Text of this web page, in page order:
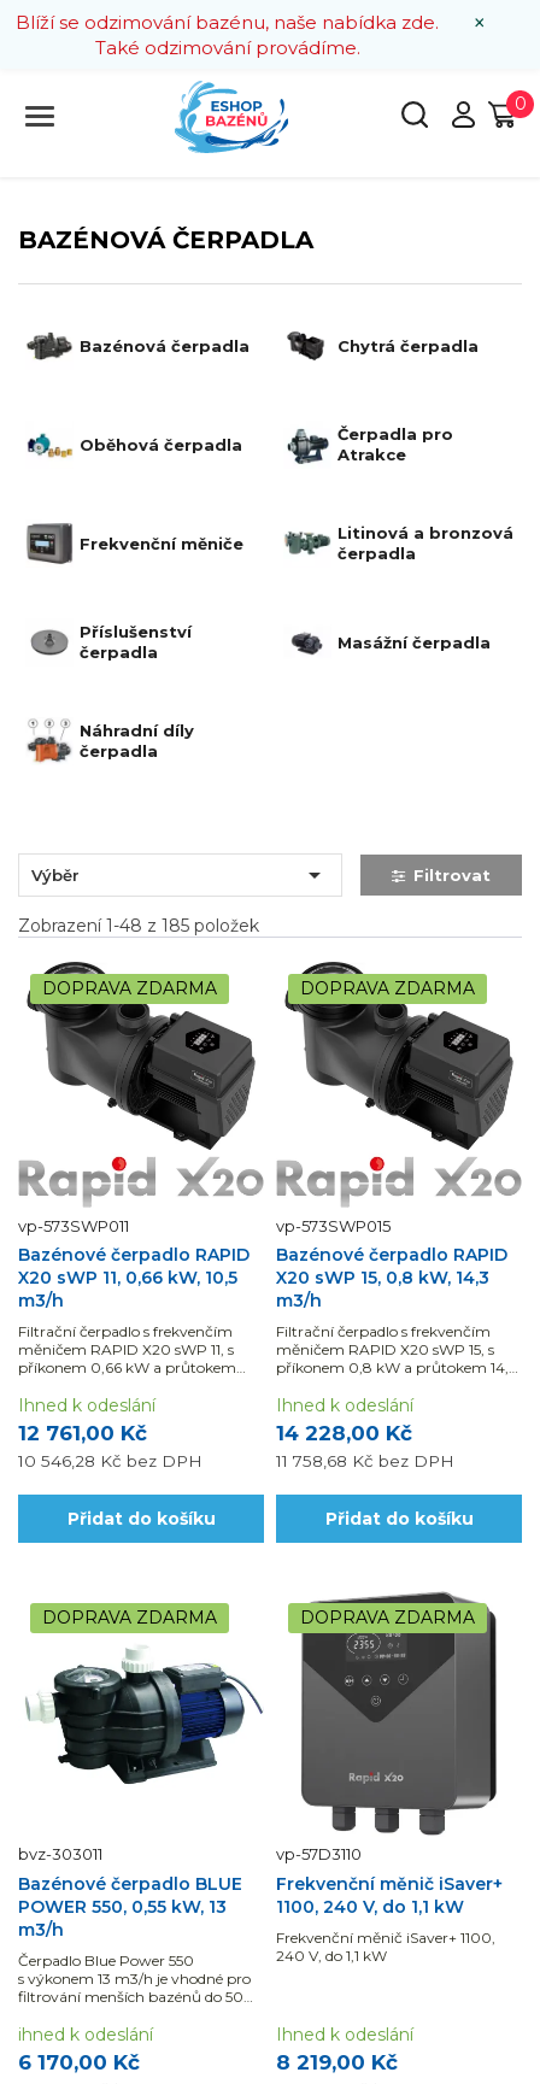
×
Blíží se odzimování bazénu, naše nabídka zde.
Také odzimování provádíme.
0
BAZÉNOVÁ ČERPADLA
Bazénová čerpadla Chytrá čerpadla
Oběhová čerpadla
Čerpadla pro
Atrakce
Frekvenční měniče
Litinová a bronzová
čerpadla
Příslušenství
čerpadla
Masážní čerpadla
Náhradní díly
čerpadla
Výběr  Filtrovat
Zobrazení 1-48 z 185 položek
DOPRAVA ZDARMA
vp-573SWP011
Bazénové čerpadlo RAPID
X20 sWP 11, 0,66 kW, 10,5
m3/h
Filtrační čerpadlo s frekvenčím
měničem RAPID X20 sWP 11, s
příkonem 0,66 kW a průtokem
12 761,00 Kč
10 546,28 Kč bez DPH
Ihned k odeslání
Přidat do košíku
DOPRAVA ZDARMA
vp-573SWP015
Bazénové čerpadlo RAPID
X20 sWP 15, 0,8 kW, 14,3
m3/h
Filtrační čerpadlo s frekvenčím
měničem RAPID X20 sWP 15, s
příkonem 0,8 kW a průtokem 14,3
14 228,00 Kč
11 758,68 Kč bez DPH
Ihned k odeslání
Přidat do košíku
DOPRAVA ZDARMA
bvz-303011
Bazénové čerpadlo BLUE
POWER 550, 0,55 kW, 13
m3/h
Čerpadlo Blue Power 550
s výkonem 13 m3/h je vhodné pro
filtrování menších bazénů do 50
6 170,00 Kč
ihned k odeslání
DOPRAVA ZDARMA
vp-57D3110
Frekvenční měnič iSaver+
1100, 240 V, do 1,1 kW
Frekvenční měnič iSaver+ 1100,
240 V, do 1,1 kW
8 219,00 Kč
Ihned k odeslání